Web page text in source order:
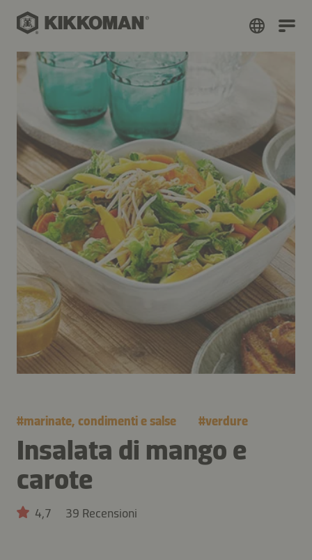
#marinate, condimenti e salse #verdure
Insalata di mango e
carote
4,7 39 Recensioni